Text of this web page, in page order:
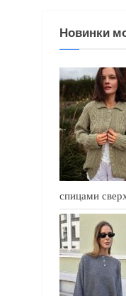
ю
щ
а
я
з
а
п
и
с
ь
:
Новинки
спицами